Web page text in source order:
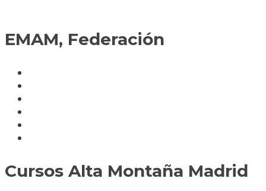
EMAM, Federación
Cursos Alta Montaña Madrid